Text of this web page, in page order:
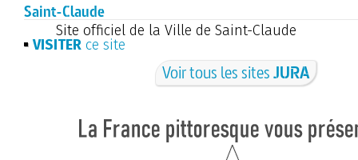
Saint-Claude
Site officiel de la Ville de Saint-Claude
VISITER ce site
Voir tous les sitesJURA